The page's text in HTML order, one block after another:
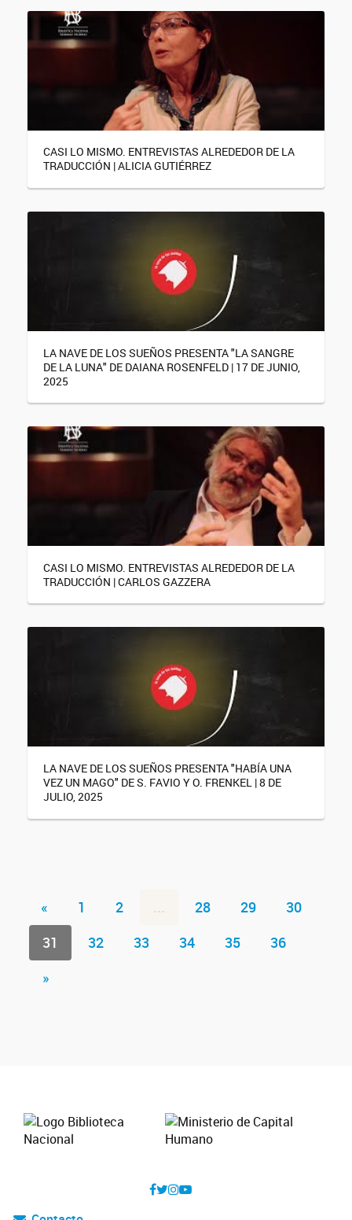
CASI LO MISMO. ENTREVISTAS ALREDEDOR DE LA
TRADUCCIÓN | ALICIA GUTIÉRREZ
LA NAVE DE LOS SUEÑOS PRESENTA "LA SANGRE
DE LA LUNA" DE DAIANA ROSENFELD | 17 DE JUNIO,
2025
CASI LO MISMO. ENTREVISTAS ALREDEDOR DE LA
TRADUCCIÓN | CARLOS GAZZERA
LA NAVE DE LOS SUEÑOS PRESENTA "HABÍA UNA
VEZ UN MAGO" DE S. FAVIO Y O. FRENKEL | 8 DE
JULIO, 2025
« 1 2 ... 28 29
30
31
32 33 34 35
36
»